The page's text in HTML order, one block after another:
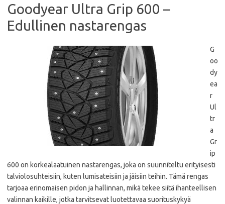
Goodyear Ultra Grip 600 –
Edullinen nastarengas
G
oo
dy
ea
r
Ul
tr
a
Gr
ip
600 on korkealaatuinen nastarengas, joka on suunniteltu erityisesti
talviolosuhteisiin, kuten lumisateisiin ja jäisiin teihin. Tämä rengas
tarjoaa erinomaisen pidon ja hallinnan, mikä tekee siitä ihanteellisen
valinnan kaikille, jotka tarvitsevat luotettavaa suorituskykyä